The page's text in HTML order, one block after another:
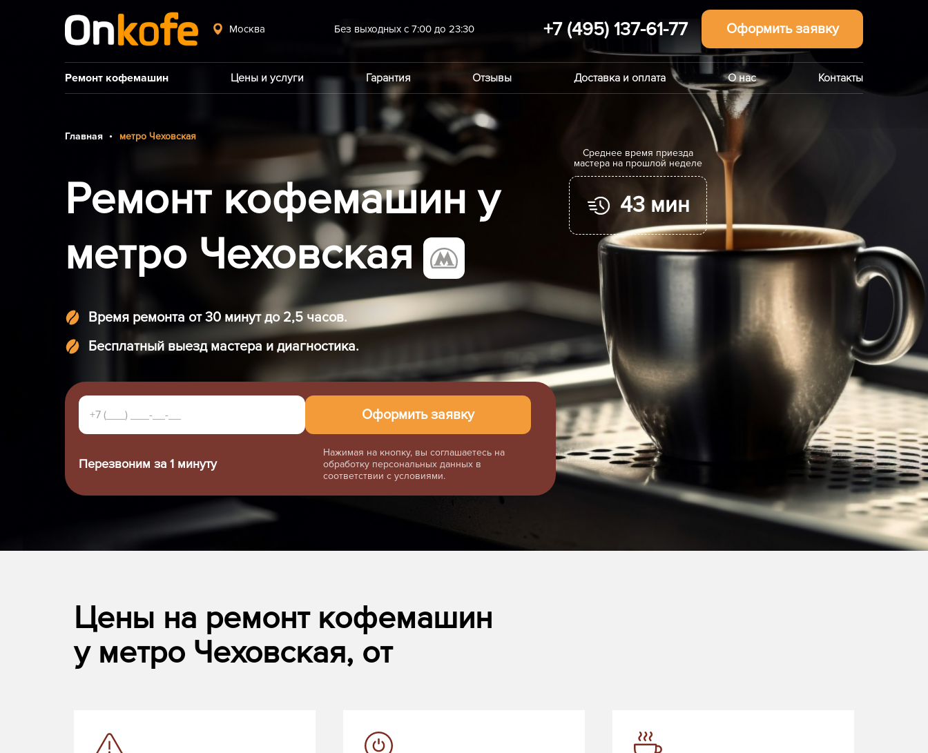
Москва Без выходных с 7:00 до 23:30 +7 (495) 137-61-77 Оформить заявку
Ремонт кофемашин Цены и услуги Гарантия Отзывы Доставка и оплата О нас Контакты
Главная метро Чеховская
Ремонт кофемашин у
метро Чеховская
Время ремонта от 30 минут до 2,5 часов.
Бесплатный выезд мастера и диагностика.
Перезвоним за 1 минуту
Нажимая на кнопку, вы соглашаетесь на
обработку персональных данных в
соответствии с условиями.
Cреднее время приезда
мастера на прошлой неделе
43 мин
Цены на ремонт кофемашин
у метро Чеховская, от